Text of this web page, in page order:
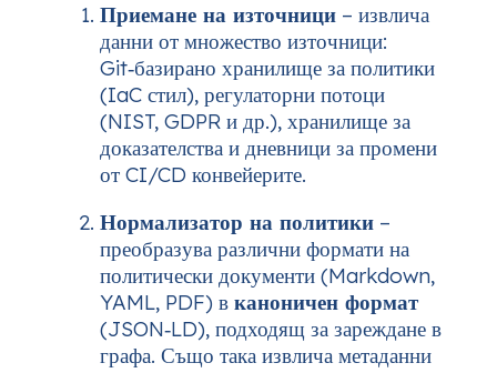
Приемане на източници – извлича
данни от множество източници:
Git‑базирано хранилище за политики
(IaC стил), регулаторни потоци
(NIST, GDPR и др.), хранилище за
доказателства и дневници за промени
от CI/CD конвейерите.
Нормализатор на политики –
преобразува различни формати на
политически документи (Markdown,
YAML, PDF) в каноничен формат
(JSON‑LD), подходящ за зареждане в
графа. Също така извлича метаданни